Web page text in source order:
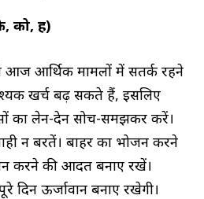
को, ह)
आज आर्थिक मामलों में सतर्क रहने
खर्च बढ़ सकते हैं, इसलिए
का लेन-देन सोच-समझकर करें।
न बरतें। बाहर का भोजन करने
करने की आदत बनाए रखें।
दिन ऊर्जावान बनाए रखेगी।